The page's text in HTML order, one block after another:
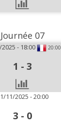
Journée 07
- 18:00 20:00
1 - 3
11/2025 - 20:00
3 - 0